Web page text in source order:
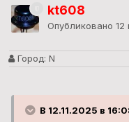
kt608
Опубликовано 12
Город: N
В 12.11.2025 в